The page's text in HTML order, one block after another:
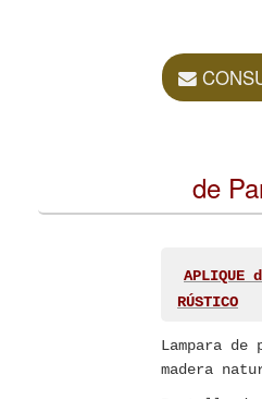
de
APLIQUE
RÚSTICO
Lampara
madera